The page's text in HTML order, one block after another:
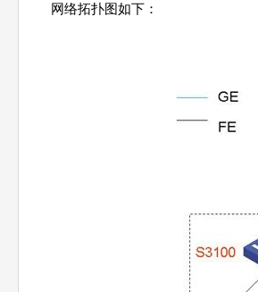
网络拓扑图如下：